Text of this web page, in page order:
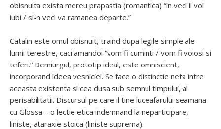
obisnuita exista mereu prapastia (romantica) “in veci il voi
iubi / si-n veci va ramanea departe.”
Catalin este omul obisnuit, traind dupa legile simple ale
lumii terestre, caci amandoi “vom fi cuminti / vom fi voiosi si
teferi.” Demiurgul, prototip ideal, este omniscient,
incorporand ideea vesniciei. Se face o distinctie neta intre
aceasta existenta si cea dusa sub semnul timpului, al
perisabilitatii. Discursul pe care il tine luceafarului seamana
cu Glossa – o lectie etica indemnand la neparticipare,
liniste, ataraxie stoica (liniste suprema).